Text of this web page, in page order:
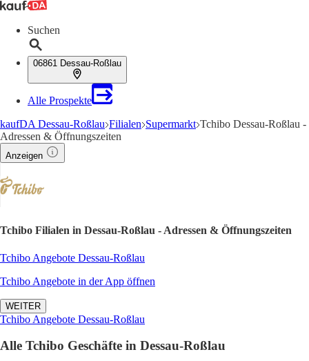
Suchen
06861 Dessau-Roßlau
Alle Prospekte
kaufDA Dessau-Roßlau Filialen Supermarkt Tchibo Dessau-Roßlau -
Adressen & Öffnungszeiten
Anzeigen
Tchibo Filialen in Dessau-Roßlau - Adressen & Öffnungszeiten
Tchibo Angebote Dessau-Roßlau
Tchibo Angebote in der App öffnen
WEITER
Tchibo Angebote Dessau-Roßlau
Alle Tchibo Geschäfte in Dessau-Roßlau